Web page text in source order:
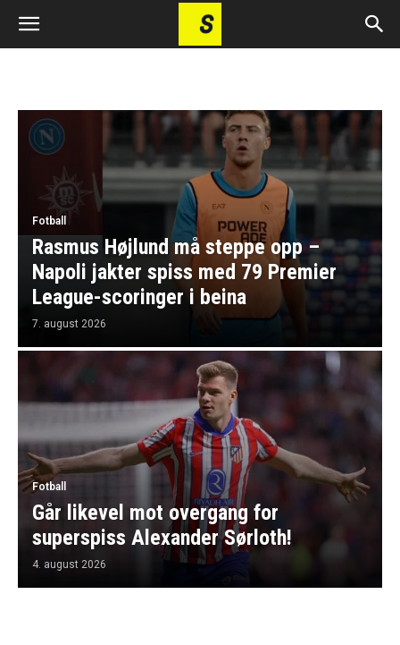
Fotball
Rasmus Højlund må steppe opp –
Napoli jakter spiss med 79 Premier
League-scoringer i beina
7. august 2026
Fotball
Går likevel mot overgang for
superspiss Alexander Sørloth!
4. august 2026